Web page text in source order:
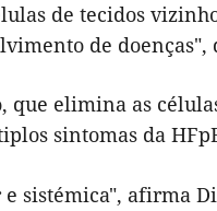
de tecidos
de doenças",
elimina as
sintomas da
sistémica", afirma